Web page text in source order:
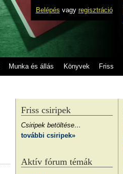
Belépés vagy regisztráció
Munka és állás Könyvek Friss
Friss csiripek
Csiripek betöltése…
további csiripek»
Aktív fórum témák